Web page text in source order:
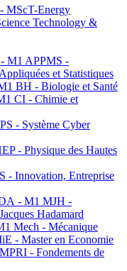
MScT-Energy
Technology &
M1 APPMS -
et Statistiques
BH - Biologie et Santé
CI - Chimie et
- Système Cyber
- Physique des Hautes
- Innovation, Entreprise
- M1 MJH -
Hadamard
Mech - Mécanique
- Master en Economie
- Fondements de